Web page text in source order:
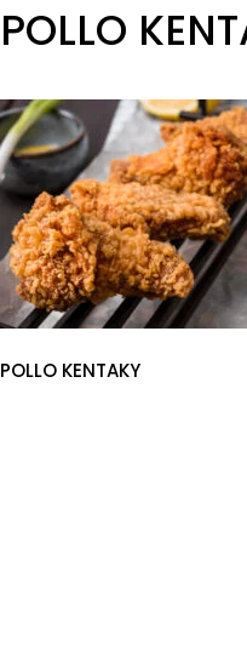
POLLO
POLLO KENTAKY